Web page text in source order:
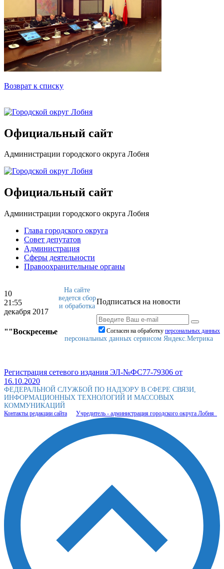
Возврат к списку
Официальный сайт
Администрации городского округа Лобня
Официальный сайт
Администрации городского округа Лобня
Глава городского округа
Совет депутатов
Администрация
Сферы деятельности
Правоохранительные органы
10
21:55
декабря 2017
""Воскресенье
Подписаться на новости
Согласен на обработку персональныx данных
На сайте
ведется сбор
и обработка
персональных данных сервисом Яндекс.Метрика
Регистрация сетевого издания ЭЛ-№ФС77-79306 от
16.10.2020
ФЕДЕРАЛЬНОЙ СЛУЖБОЙ ПО НАДЗОРУ В СФЕРЕ СВЯЗИ,
ИНФОРМАЦИОННЫХ ТЕХНОЛОГИЙ И МАССОВЫХ
КОММУНИКАЦИЙ
Контакты редакции сайта Учредитель - администрация городского округа Лобня